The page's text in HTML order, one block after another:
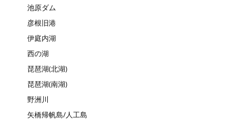
池原ダム
彦根旧港
伊庭内湖
西の湖
琵琶湖(北湖)
琵琶湖(南湖)
野洲川
矢橋帰帆島/人工島